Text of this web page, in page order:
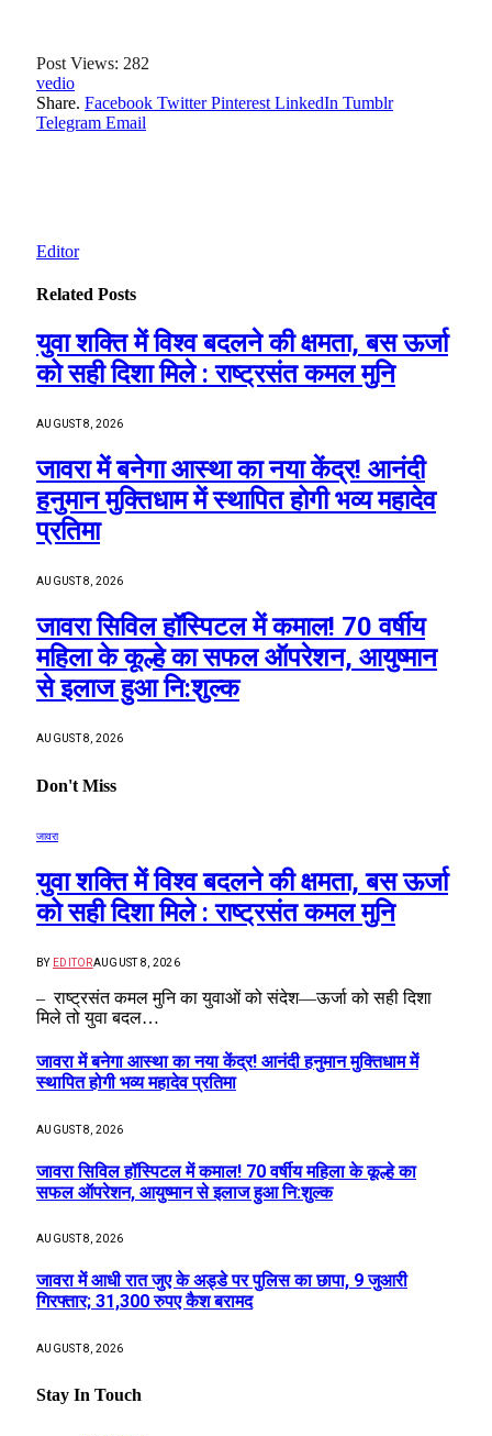
Post Views: 282
vedio
Share. Facebook Twitter Pinterest LinkedIn Tumblr
Telegram Email
Editor
Related Posts
युवा शक्ति में विश्व बदलने की क्षमता, बस ऊर्जा
को सही दिशा मिले : राष्ट्रसंत कमल मुनि
AUGUST 8, 2026
जावरा में बनेगा आस्था का नया केंद्र! आनंदी
हनुमान मुक्तिधाम में स्थापित होगी भव्य महादेव
प्रतिमा
AUGUST 8, 2026
जावरा सिविल हॉस्पिटल में कमाल! 70 वर्षीय
महिला के कूल्हे का सफल ऑपरेशन, आयुष्मान
से इलाज हुआ नि:शुल्क
AUGUST 8, 2026
Don't Miss
जावरा
युवा शक्ति में विश्व बदलने की क्षमता, बस ऊर्जा
को सही दिशा मिले : राष्ट्रसंत कमल मुनि
BY EDITORAUGUST 8, 2026
– राष्ट्रसंत कमल मुनि का युवाओं को संदेश—ऊर्जा को सही दिशा
मिले तो युवा बदल…
जावरा में बनेगा आस्था का नया केंद्र! आनंदी हनुमान मुक्तिधाम में
स्थापित होगी भव्य महादेव प्रतिमा
AUGUST 8, 2026
जावरा सिविल हॉस्पिटल में कमाल! 70 वर्षीय महिला के कूल्हे का
सफल ऑपरेशन, आयुष्मान से इलाज हुआ नि:शुल्क
AUGUST 8, 2026
जावरा में आधी रात जुए के अड्डे पर पुलिस का छापा, 9 जुआरी
गिरफ्तार; 31,300 रुपए कैश बरामद
AUGUST 8, 2026
Stay In Touch